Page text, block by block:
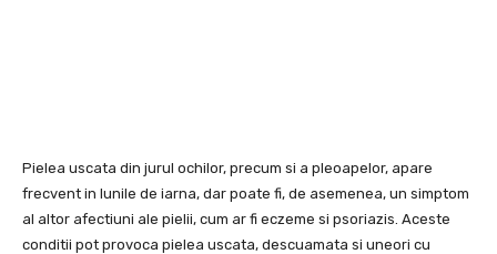
Pielea uscata din jurul ochilor, precum si a pleoapelor, apare
frecvent in lunile de iarna, dar poate fi, de asemenea, un simptom
al altor afectiuni ale pielii, cum ar fi eczeme si psoriazis. Aceste
conditii pot provoca pielea uscata, descuamata si uneori cu